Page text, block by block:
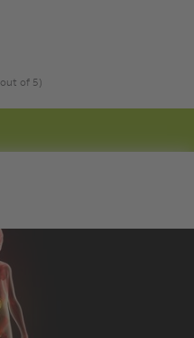
out of 5)